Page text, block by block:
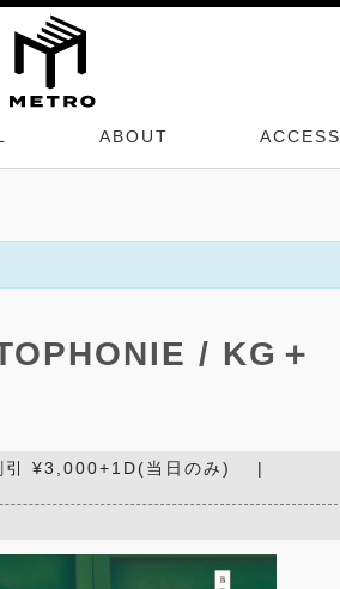
ABOUT ACCESS
/ KG＋
¥3,000+1D(当日のみ) |